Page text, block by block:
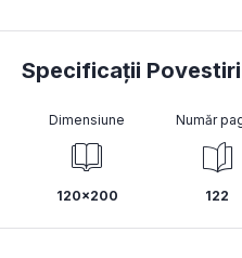
Specificații
Dimensiune
120x200
Număr
122